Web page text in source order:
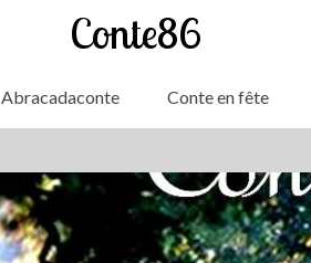
Conte86
Abracadaconte Conte en fête